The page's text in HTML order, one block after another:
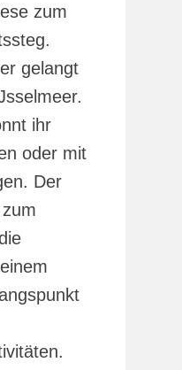
zum
gelangt
ihr
oder mit
Der